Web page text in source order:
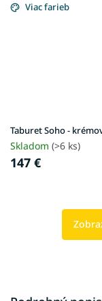
Viac farieb
Taburet Soho -
Skladom (>6 ks)
147 €